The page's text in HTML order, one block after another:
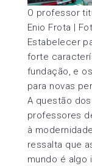
O professor
Enio Frota |
Estabelecer
forte
fundação, e
para novas
A questão
professores
à
ressalta que
mundo é algo